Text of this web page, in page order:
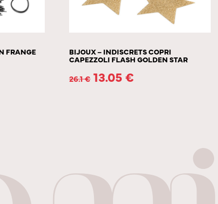
FRANGE BIJOUX – INDISCRETS COPRI
CAPEZZOLI FLASH GOLDEN STAR
26.1€ 13.05 €